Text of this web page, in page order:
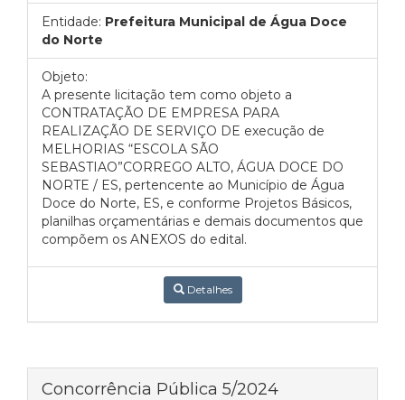
Entidade: Prefeitura Municipal de Água Doce
do Norte
Objeto:
A presente licitação tem como objeto a
CONTRATAÇÃO DE EMPRESA PARA
REALIZAÇÃO DE SERVIÇO DE execução de
MELHORIAS “ESCOLA SÃO
SEBASTIAO”CORREGO ALTO, ÁGUA DOCE DO
NORTE / ES, pertencente ao Município de Água
Doce do Norte, ES, e conforme Projetos Básicos,
planilhas orçamentárias e demais documentos que
compõem os ANEXOS do edital.
Detalhes
Concorrência Pública 5/2024